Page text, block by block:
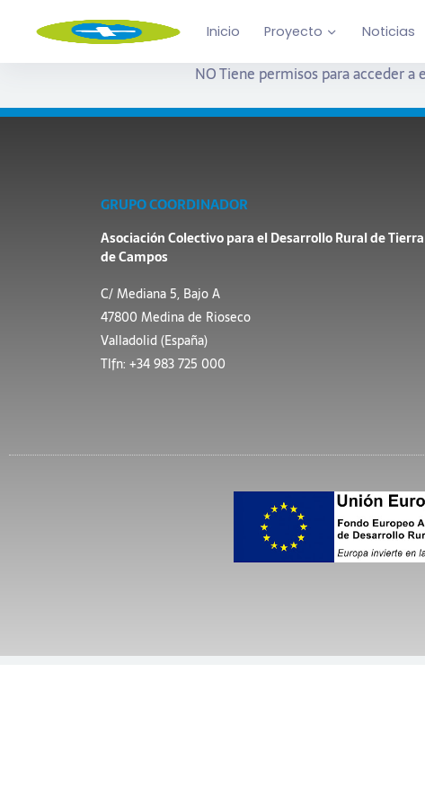
Inicio Proyecto Noticias
NO Tiene permisos para acceder a
GRUPO COORDINADOR
Asociación Colectivo para el Desarrollo Rural de Tierra
de Campos
C/ Mediana 5, Bajo A
47800 Medina de Rioseco
Valladolid (España)
Tlfn: +34 983 725 000